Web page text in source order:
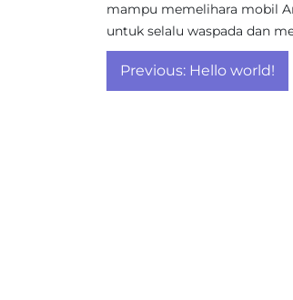
mampu memelihara mobil
untuk selalu waspada dan
Post
navigation
Previous: Hello world!